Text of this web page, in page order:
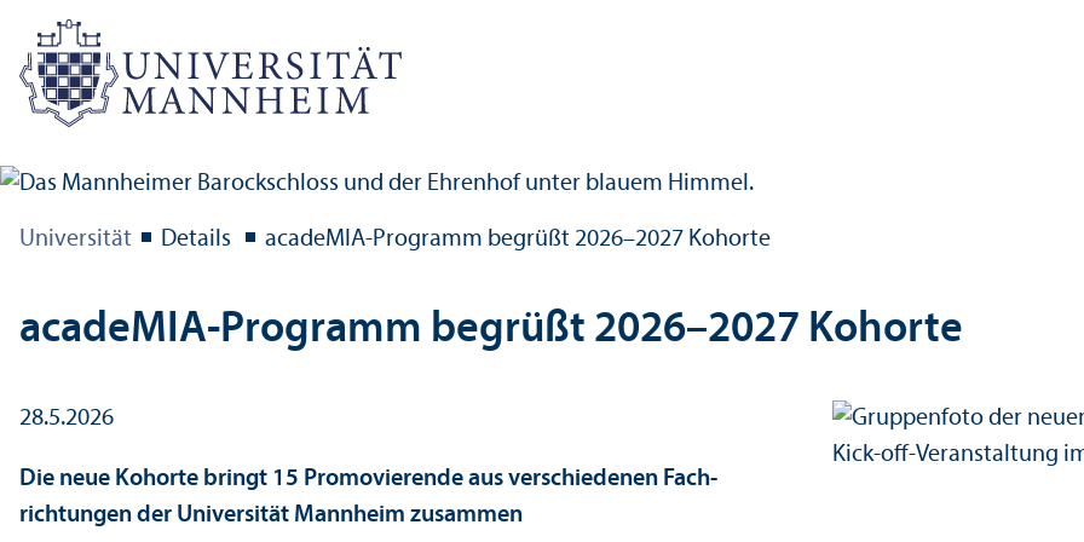
Universität Details acadeMIA-Programm begrüßt 2026–2027 Kohorte
acadeMIA-Programm begrüßt 2026–2027 Kohorte
28.5.2026
Die neue Kohorte bringt 15 Promovierende aus verschiedenen Fach­
richtungen der Universität Mannheim zusammen